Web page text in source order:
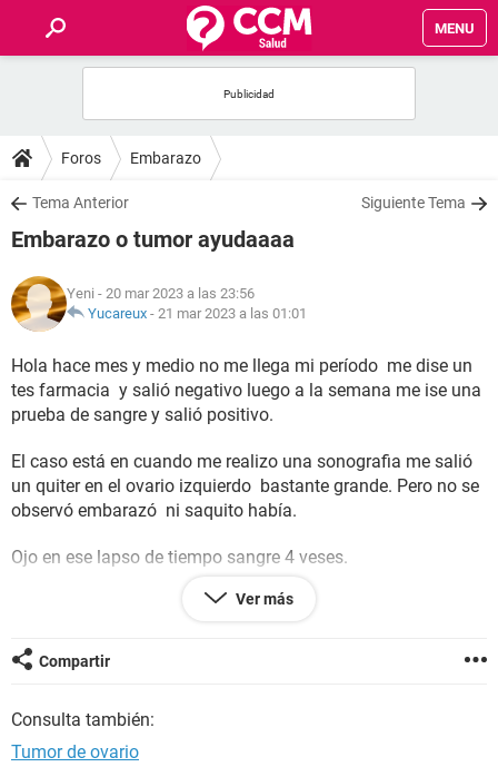
MENU
FOROS
SALUD
NUTRICIÓN
BIENESTAR
SEXUALIDAD
GLOSARIO
Foros Embarazo
Tema Anterior Siguiente Tema
Embarazo o tumor ayudaaaa
Yeni - 20 mar 2023 a las 23:56
Yucareux - 21 mar 2023 a las 01:01
Hola hace mes y medio no me llega mi período me dise un
tes farmacia y salió negativo luego a la semana me ise una
prueba de sangre y salió positivo.
El caso está en cuando me realizo una sonografia me salió
un quiter en el ovario izquierdo bastante grande. Pero no se
observó embarazó ni saquito había.
Ojo en ese lapso de tiempo sangre 4 veses.
No sé que pensar o que me pasa por que la prueba salió
endometrio engrosada.
Ver más
Compartir
Consulta también:
Tumor de ovario